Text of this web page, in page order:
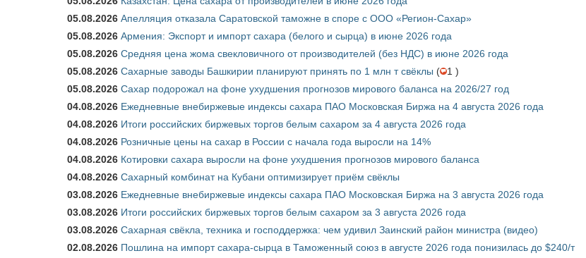
05.08.2026 Апелляция отказала Саратовской таможне в споре с ООО «Регион-Сахар»
05.08.2026 Армения: Экспорт и импорт сахара (белого и сырца) в июне 2026 года
05.08.2026 Средняя цена жома свекловичного от производителей (без НДС) в июне 2026 года
05.08.2026 Сахарные заводы Башкирии планируют принять по 1 млн т свёклы (
1 )
05.08.2026 Сахар подорожал на фоне ухудшения прогнозов мирового баланса на 2026/27 год
04.08.2026 Ежедневные внебиржевые индексы сахара ПАО Московская Биржа на 4 августа 2026 года
04.08.2026 Итоги российских биржевых торгов белым сахаром за 4 августа 2026 года
04.08.2026 Розничные цены на сахар в России с начала года выросли на 14%
04.08.2026 Котировки сахара выросли на фоне ухудшения прогнозов мирового баланса
04.08.2026 Сахарный комбинат на Кубани оптимизирует приём свёклы
03.08.2026 Ежедневные внебиржевые индексы сахара ПАО Московская Биржа на 3 августа 2026 года
03.08.2026 Итоги российских биржевых торгов белым сахаром за 3 августа 2026 года
03.08.2026 Сахарная свёкла, техника и господдержка: чем удивил Заинский район министра (видео)
02.08.2026 Пошлина на импорт сахара-сырца в Таможенный союз в августе 2026 года понизилась до $240/т